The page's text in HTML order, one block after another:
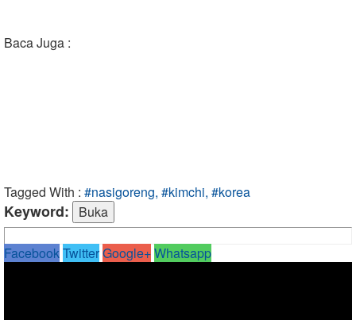
Baca Juga :
Tagged With : #nasigoreng, #kimchi, #korea
Keyword:
Facebook TwitterGoogle+Whatsapp